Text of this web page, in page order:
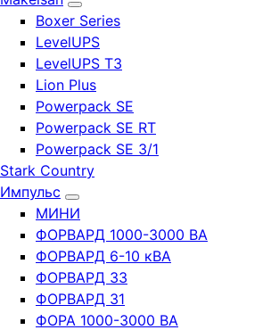
Boxer Series
LevelUPS
LevelUPS T3
Lion Plus
Powerpack SE
Powerpack SE RT
Powerpack SE 3/1
Stark Country
Импульс
МИНИ
ФОРВАРД 1000-3000 ВА
ФОРВАРД 6-10 кВА
ФОРВАРД 33
ФОРВАРД 31
ФОРА 1000-3000 ВА